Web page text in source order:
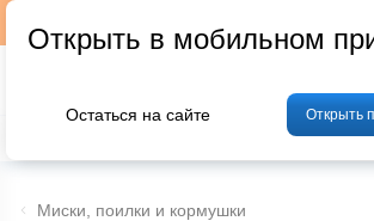
Фрукты и овощи
Миски, поилки и кормушки
Открыть в мобильном
Остаться на сайте Открыть